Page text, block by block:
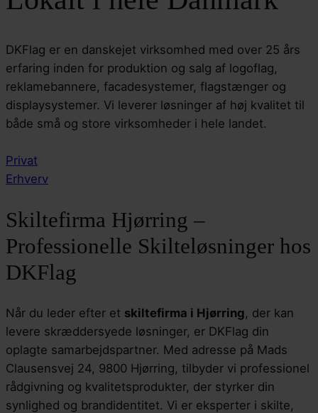
DKFlag er en danskejet virksomhed med over 25 års
erfaring inden for produktion og salg af logoflag,
reklamebannere, facadesystemer, flagstænger og
displaysystemer. Vi leverer løsninger af høj kvalitet til
både små og store virksomheder i hele landet.
Privat
Erhverv
Skiltefirma Hjørring –
Professionelle Skilteløsninger hos
DKFlag
Når du leder efter et skiltefirma i Hjørring, der kan
levere skræddersyede løsninger, er DKFlag din
oplagte samarbejdspartner. Med adresse på Mads
Clausensvej 24, 9800 Hjørring, tilbyder vi professionel
rådgivning og kvalitetsprodukter, der styrker din
synlighed og brandidentitet. Vi er eksperter i skilte,